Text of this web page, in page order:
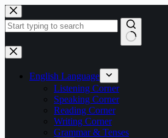
Skip
to
content
No
results
English Language
Listening Corner
Speaking Corner
Reading Corner
Writing Corner
Grammar & Tenses